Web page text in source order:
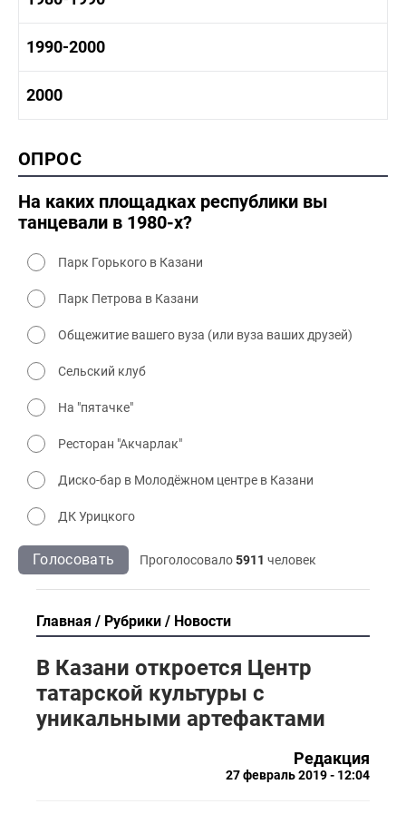
1970-1980 культура
1970 - 1980 быт
1980 -1990 история
1980-1990 культура
1990-2000
1990-2000 культура
2000
2000 промышленность
2000 культура
ОПРОС
На каких площадках республики вы
танцевали в 1980-х?
Парк Горького в Казани
Парк Петрова в Казани
Общежитие вашего вуза (или вуза ваших друзей)
Сельский клуб
На "пятачке"
Ресторан "Акчарлак"
Диско-бар в Молодёжном центре в Казани
ДК Урицкого
Голосовать Проголосовало5911 человек
Главная Рубрики Новости
В Казани откроется Центр
татарской культуры с
уникальными артефактами
Редакция
27 февраль 2019 - 12:04